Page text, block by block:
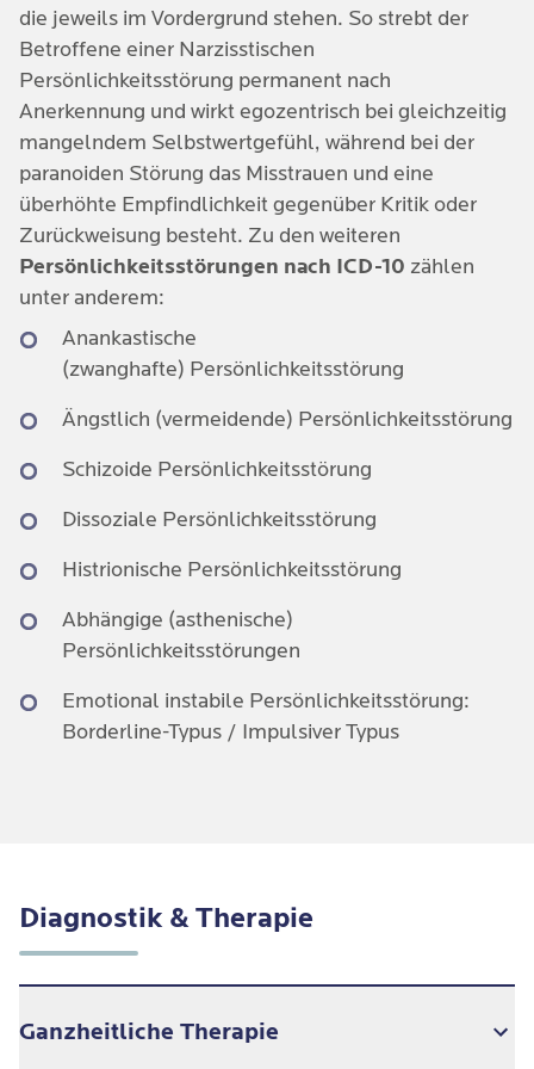
Konflikte im privaten und beruflichen Umfeld
Soziale Isolation
Weitere psychische / psychosomatische
Folgeerkrankungen wie bspw.
Angststörungen oder Depressionen
Erhöhter Alkoholkonsum oder
Drogenmissbrauch
im Handeln, Fühlen oder Denken verfestigen und
verstärken können.
Zu den weiteren Faktoren zählen:
Biologische Faktoren
Genetische Ursachen wie psychische
Erkrankungen der Eltern
Neurologische Abweichungen
Spezifische vorhandene
Entstehung begünstigen
die jeweils im Vordergrund stehen. So strebt der
Betroffene einer Narzisstischen
Persönlichkeitsstörung permanent nach
Anerkennung und wirkt egozentrisch bei gleichzeitig
mangelndem Selbstwertgefühl, während bei der
paranoiden Störung das Misstrauen und eine
überhöhte Empfindlichkeit gegenüber Kritik oder
Zurückweisung besteht. Zu den weiteren
Persönlichkeitsstörungen nach ICD-10 zählen
unter anderem:
Anankastische
(zwanghafte) Persönlichkeitsstörung
Ängstlich (vermeidende) Persönlichkeitsstörung
Schizoide Persönlichkeitsstörung
Dissoziale Persönlichkeitsstörung
Histrionische Persönlichkeitsstörung
Abhängige (asthenische)
Persönlichkeitsstörungen
Emotional instabile Persönlichkeitsstörung:
Borderline-Typus / Impulsiver Typus
Diagnostik & Therapie
Ganzheitliche Therapie